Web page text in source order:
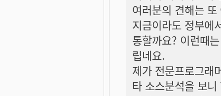
여러분의 견해는
지금이라도 정부에
통할까요? 이런때
립네요.
제가 전문프로그래
타 소스분석을 보